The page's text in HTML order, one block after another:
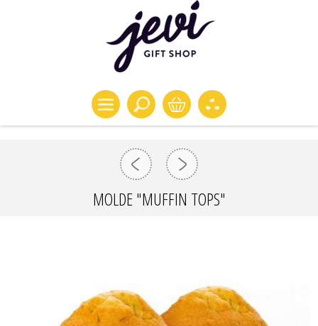
MOLDE "MUFFIN TOPS"